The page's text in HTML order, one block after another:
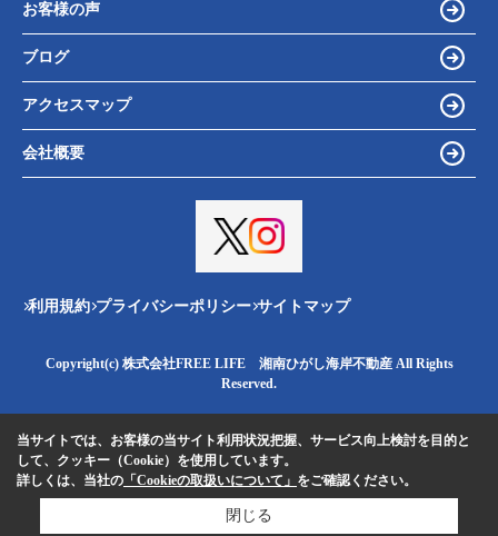
お客様の声
ブログ
アクセスマップ
会社概要
利用規約 プライバシーポリシー サイトマップ
Copyright(c) 株式会社FREE LIFE 湘南ひがし海岸不動産 All Rights
Reserved.
当サイトでは、お客様の当サイト利用状況把握、サービス向上検討を目的と
して、クッキー（Cookie）を使用しています。
詳しくは、当社の 「Cookieの取扱いについて」 をご確認ください。
閉じる